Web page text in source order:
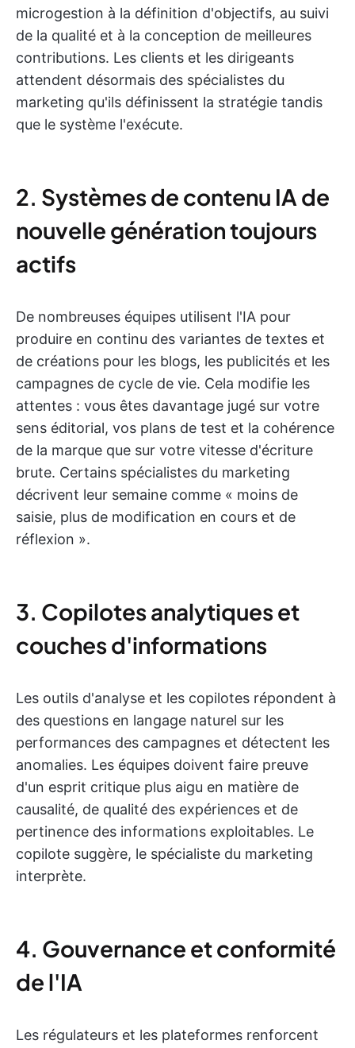
microgestion à la définition d'objectifs, au suivi
de la qualité et à la conception de meilleures
contributions. Les clients et les dirigeants
attendent désormais des spécialistes du
marketing qu'ils définissent la stratégie tandis
que le système l'exécute.
2. Systèmes de contenu IA de
nouvelle génération toujours
actifs
De nombreuses équipes utilisent l'IA pour
produire en continu des variantes de textes et
de créations pour les blogs, les publicités et les
campagnes de cycle de vie. Cela modifie les
attentes : vous êtes davantage jugé sur votre
sens éditorial, vos plans de test et la cohérence
de la marque que sur votre vitesse d'écriture
brute. Certains spécialistes du marketing
décrivent leur semaine comme « moins de
saisie, plus de modification en cours et de
réflexion ».
3. Copilotes analytiques et
couches d'informations
Les outils d'analyse et les copilotes répondent à
des questions en langage naturel sur les
performances des campagnes et détectent les
anomalies. Les équipes doivent faire preuve
d'un esprit critique plus aigu en matière de
causalité, de qualité des expériences et de
pertinence des informations exploitables. Le
copilote suggère, le spécialiste du marketing
interprète.
4. Gouvernance et conformité
de l'IA
Les régulateurs et les plateformes renforcent